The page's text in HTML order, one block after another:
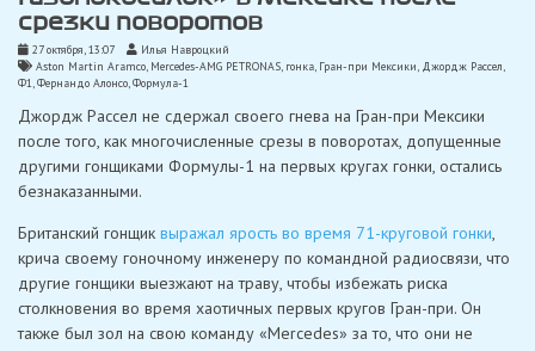
срезки поворотов
27 октября, 13:07
Илья Навроцкий
Aston Martin Aramco, Mercedes-AMG PETRONAS, гонка, Гран-при Мексики, Джордж Рассел
Ф1,Фернандо Алонсо,Формула-1
Джордж Рассел не сдержал своего гнева на Гран-при Мексики
после того, как многочисленные срезы в поворотах, допущенные
другими гонщиками Формулы-1 на первых кругах гонки, остались
безнаказанными.
Британский гонщик выражал ярость во время 71-круговой гонки,
крича своему гоночному инженеру по командной радиосвязи, что
другие гонщики выезжают на траву, чтобы избежать риска
столкновения во время хаотичных первых кругов Гран-при. Он
также был зол на свою команду «Mercedes» за то, что они не